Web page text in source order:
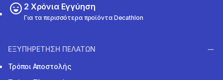
2 Χρόνια Εγγύηση
Για τα περισσότερα προϊόντα Decathlon
ΕΞΥΠΗΡΕΤΗΣΗ ΠΕΛΑΤΩΝ
Τρόποι Αποστολής